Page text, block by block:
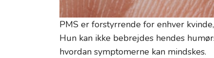
PMS er forstyrrende for enhver
Hun kan ikke bebrejdes hendes
hvordan symptomerne kan mindskes.